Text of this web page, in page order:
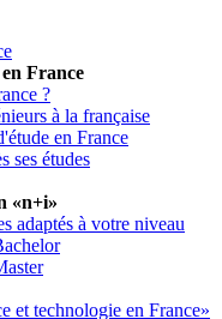
France
?
à la française
en France
ses études
«n+i»
adaptés à votre niveau
et technologie en France»